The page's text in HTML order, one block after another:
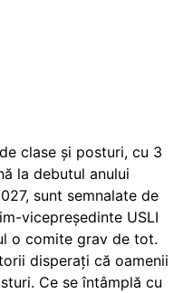
clase și posturi, cu 3
la debutul anului
sunt semnalate de
vicepreședinte USLI
o comite grav de tot.
disperați că oamenii
Ce se întâmplă cu